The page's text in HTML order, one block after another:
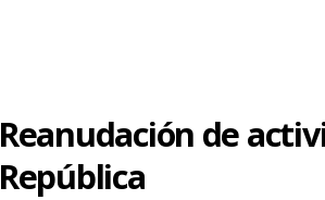
Reanudación de
República